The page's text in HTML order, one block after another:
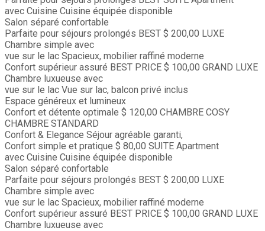
avec Cuisine Cuisine équipée disponible
Salon séparé confortable
Parfaite pour séjours prolongés BEST $ 200,00 LUXE
Chambre simple avec
vue sur le lac Spacieux, mobilier raffiné moderne
Confort supérieur assuré BEST PRICE $ 100,00 GRAND LUXE
Chambre luxueuse avec
vue sur le lac Vue sur lac, balcon privé inclus
Espace généreux et lumineux
Confort et détente optimale $ 120,00 CHAMBRE COSY
CHAMBRE STANDARD
Confort & Elegance Séjour agréable garanti,
Confort simple et pratique $ 80,00 SUITE Apartment
avec Cuisine Cuisine équipée disponible
Salon séparé confortable
Parfaite pour séjours prolongés BEST $ 200,00 LUXE
Chambre simple avec
vue sur le lac Spacieux, mobilier raffiné moderne
Confort supérieur assuré BEST PRICE $ 100,00 GRAND LUXE
Chambre luxueuse avec